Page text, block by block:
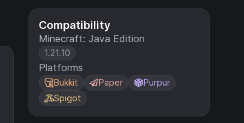
Compatibility
Minecraft: Java Edition
1.21.10
Platforms
Bukkit Paper
Purpur
Spigot